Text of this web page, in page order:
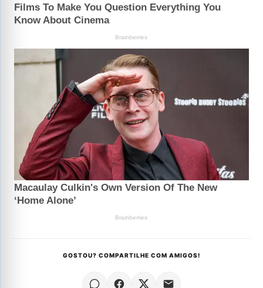
GOSTOU? COMPARTILHE COM AMIGOS!